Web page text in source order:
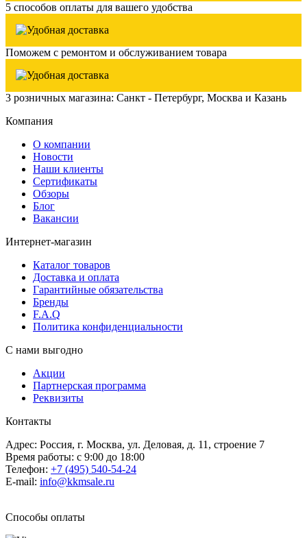
5 способов оплаты для вашего удобства
Поможем с ремонтом и обслуживанием товара
3 розничных магазина: Санкт - Петербург, Москва и Казань
Компания
О компании
Новости
Наши клиенты
Сертификаты
Обзоры
Блог
Вакансии
Интернет-магазин
Каталог товаров
Доставка и оплата
Гарантийные обязательства
Бренды
F.A.Q
Политика конфиденциальности
С нами выгодно
Акции
Партнерская программа
Реквизиты
Контакты
Адрес: Россия, г. Москва, ул. Деловая, д. 11, строение 7
Время работы: с 9:00 до 18:00
Телефон: +7 (495) 540-54-24
E-mail: info@kkmsale.ru
Способы оплаты